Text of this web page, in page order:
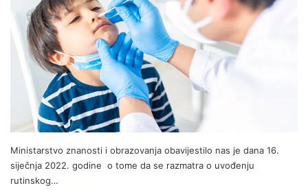
Ministarstvo znanosti i obrazovanja obavijestilo nas je dana 16.
siječnja 2022. godine o tome da se razmatra o uvođenju
rutinskog…